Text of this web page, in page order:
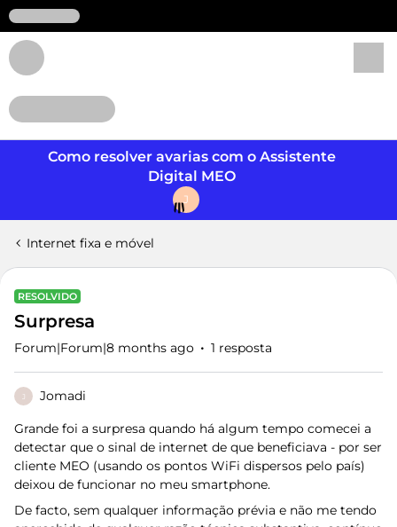
Como resolver avarias com o Assistente
Digital MEO
J
Internet fixa e móvel
RESOLVIDO
Surpresa
Forum|Forum|8 months ago 1 resposta
J Jomadi
Grande foi a surpresa quando há algum tempo comecei a
detectar que o sinal de internet de que beneficiava - por ser
cliente MEO (usando os pontos WiFi dispersos pelo país)
deixou de funcionar no meu smartphone.
De facto, sem qualquer informação prévia e não me tendo